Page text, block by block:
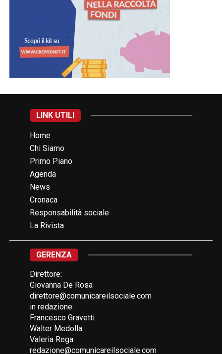
LINK UTILI
Home
Chi Siamo
Primo Piano
Agenda
News
Cronaca
Responsabilità sociale
La Rivista
GERENZA
Direttore:
Giovanna De Rosa
direttore@comunicareilsociale.com
in redazione:
Francesco Gravetti
Walter Medolla
Valeria Rega
redazione@comunicareilsociale.com